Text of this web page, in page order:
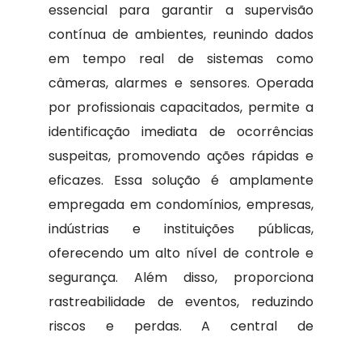
essencial para garantir a supervisão
contínua de ambientes, reunindo dados
em tempo real de sistemas como
câmeras, alarmes e sensores. Operada
por profissionais capacitados, permite a
identificação imediata de ocorrências
suspeitas, promovendo ações rápidas e
eficazes. Essa solução é amplamente
empregada em condomínios, empresas,
indústrias e instituições públicas,
oferecendo um alto nível de controle e
segurança. Além disso, proporciona
rastreabilidade de eventos, reduzindo
riscos e perdas. A central de